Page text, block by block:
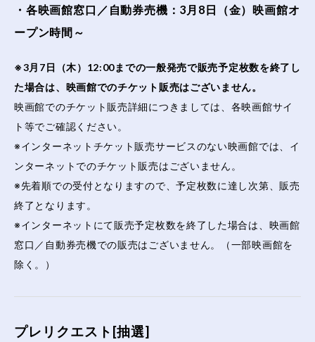
・各映画館窓口／自動券売機：3月8日（金）映画館オ
ープン時間～
※3月7日（木）12:00までの一般発売で販売予定枚数を終了し
た場合は、映画館でのチケット販売はございません。
映画館でのチケット販売詳細につきましては、各映画館サイ
ト等でご確認ください。
※インターネットチケット販売サービスのない映画館では、イ
ンターネットでのチケット販売はございません。
※先着順での受付となりますので、予定枚数に達し次第、販売
終了となります。
※インターネットにて販売予定枚数を終了した場合は、映画館
窓口／自動券売機での販売はございません。（一部映画館を
除く。）
プレリクエスト[抽選]